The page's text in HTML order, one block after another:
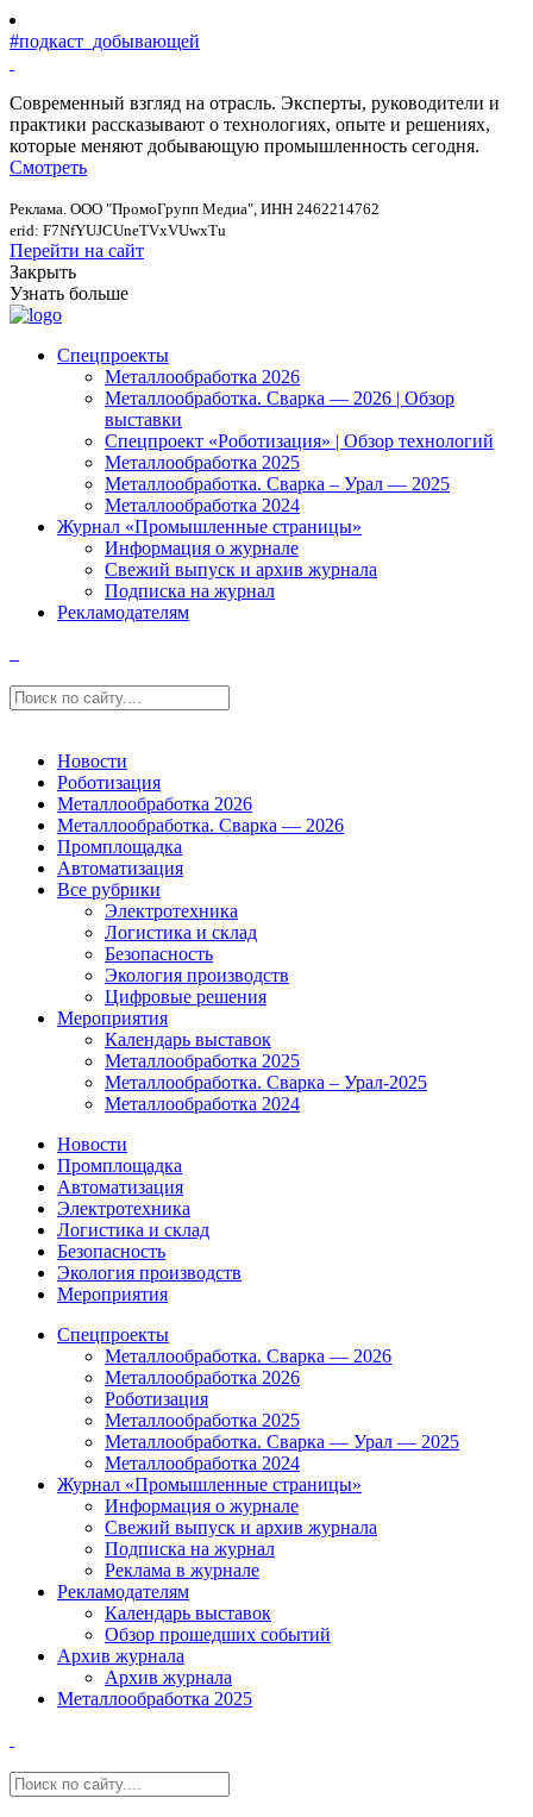
#подкаст_добывающей
Современный взгляд на отрасль. Эксперты, руководители и
практики рассказывают о технологиях, опыте и решениях,
которые меняют добывающую промышленность сегодня.
Смотреть
Реклама. ООО "ПромоГрупп Медиа", ИНН 2462214762
erid: F7NfYUJCUneTVxVUwxTu
Перейти на сайт
Закрыть
Узнать больше
Спецпроекты
Металлообработка 2026
Металлообработка. Сварка — 2026 | Обзор
выставки
Спецпроект «Роботизация» | Обзор технологий
Металлообработка 2025
Металлообработка. Сварка – Урал — 2025
Металлообработка 2024
Журнал «Промышленные страницы»
Информация о журнале
Свежий выпуск и архив журнала
Подписка на журнал
Рекламодателям
Новости
Роботизация
Металлообработка 2026
Металлообработка. Сварка — 2026
Промплощадка
Автоматизация
Все рубрики
Электротехника
Логистика и склад
Безопасность
Экология производств
Цифровые решения
Мероприятия
Календарь выставок
Металлообработка 2025
Металлообработка. Сварка – Урал-2025
Металлообработка 2024
Новости
Промплощадка
Автоматизация
Электротехника
Логистика и склад
Безопасность
Экология производств
Мероприятия
Спецпроекты
Металлообработка. Сварка — 2026
Металлообработка 2026
Роботизация
Металлообработка 2025
Металлообработка. Сварка — Урал — 2025
Металлообработка 2024
Журнал «Промышленные страницы»
Информация о журнале
Свежий выпуск и архив журнала
Подписка на журнал
Реклама в журнале
Рекламодателям
Календарь выставок
Обзор прошедших событий
Архив журнала
Архив журнала
Металлообработка 2025